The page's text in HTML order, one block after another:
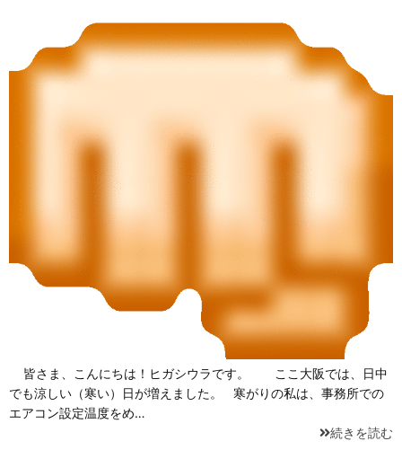
皆さま、こんにちは！ヒガシウラです。 ここ大阪では、日中
でも涼しい（寒い）日が増えました。 寒がりの私は、事務所での
エアコン設定温度をめ…
続きを読む